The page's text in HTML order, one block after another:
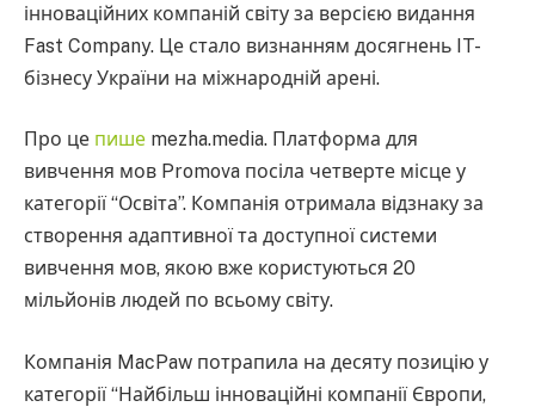
інноваційних компаній світу за версією видання
Fast Company. Це стало визнанням досягнень IT-
бізнесу України на міжнародній арені.
Про це пише mezha.media. Платформа для
вивчення мов Promova посіла четверте місце у
категорії “Освіта”. Компанія отримала відзнаку за
створення адаптивної та доступної системи
вивчення мов, якою вже користуються 20
мільйонів людей по всьому світу.
Компанія MacPaw потрапила на десяту позицію у
категорії “Найбільш інноваційні компанії Європи,